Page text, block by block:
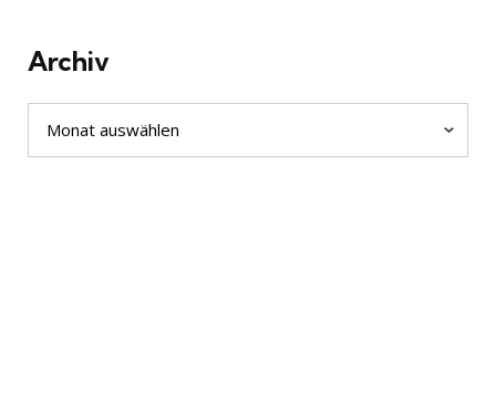
Archiv
Archiv